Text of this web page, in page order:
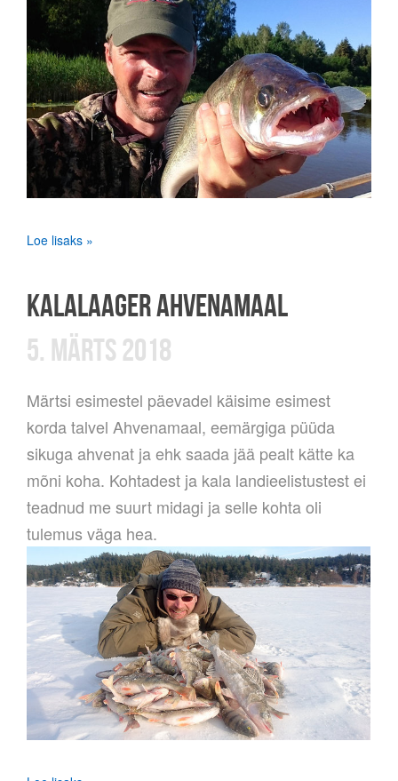
Loe lisaks »
KALALAAGER AHVENAMAAL
5. MÄRTS 2018
Märtsi esimestel päevadel käisime esimest
korda talvel Ahvenamaal, eemärgiga püüda
sikuga ahvenat ja ehk saada jää pealt kätte ka
mõni koha. Kohtadest ja kala landieelistustest ei
teadnud me suurt midagi ja selle kohta oli
tulemus väga hea.